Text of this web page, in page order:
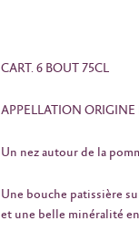
CART. 6 BOUT 75CL
APPELLATION ORIGINE
Un nez autour de la
Une bouche patissière
et une belle minéralité